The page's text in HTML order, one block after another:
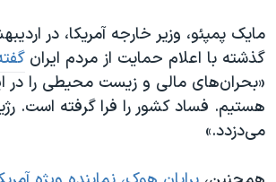
مایک پمپئو، وزیر خارجه آمریکا، در
گذشته با اعلام حمایت از مردم ایران
«بحران‌های مالی و زیست محیطی را در
هستیم. فساد کشور را فرا گرفته است.
می‌دزدد.»